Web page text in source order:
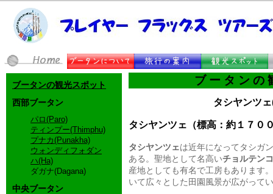
ブータンの
タシヤンツ
タシヤンツェ（標高：約１７０
タシヤンツェは近年になってタシガ
ある。聖地として名高いチョルテン
産地としても有名で工房もあります
いて広々とした田園風景が広がって
ブータンの観光スポット
西部ブータン
パロ(Paro)
ティンプー(Thimphu)
プナカ(Punakha)
ウォンディフォダン
ハ(Ha)
ダガナ(Dagana)
中央ブータン